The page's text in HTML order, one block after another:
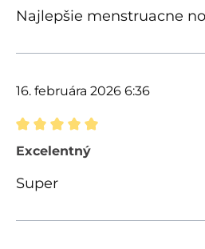
Najlepšie menstruacne
16. februára 2026 6:36
Recenzia s hodnotením 5
Excelentný
Super